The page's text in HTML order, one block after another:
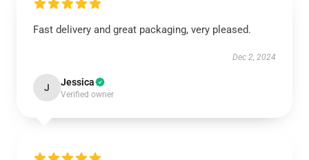
Fast delivery and great packaging, very pleased.
Dec 2, 2024
J Jessica
Verified owner